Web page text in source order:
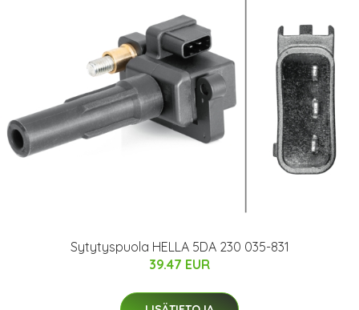
Sytytyspuola HELLA 5DA 230 035-831
39.47 EUR